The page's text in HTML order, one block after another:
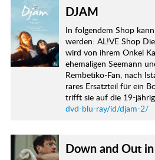
DJAM
In folgendem Shop
werden: AL!VE Shop
wird von ihrem Onkel
ehemaligen Seemann
Rembetiko-Fan, nach
rares Ersatzteil für ein
trifft sie auf die 19-
dvd-blu-ray/id/djam-2/
Down and Out